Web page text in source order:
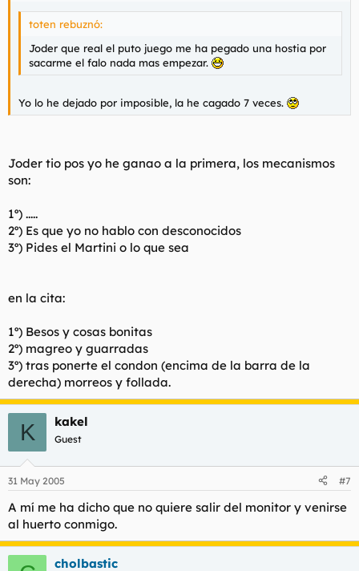
toten rebuznó:
Joder que real el puto juego me ha pegado una hostia por
sacarme el falo nada mas empezar.
Yo lo he dejado por imposible, la he cagado 7 veces.
Joder tio pos yo he ganao a la primera, los mecanismos
son:
1º) .....
2º) Es que yo no hablo con desconocidos
3º) Pides el Martini o lo que sea
en la cita:
1º) Besos y cosas bonitas
2º) magreo y guarradas
3º) tras ponerte el condon (encima de la barra de la
derecha) morreos y follada.
K kakel
Guest
31 May 2005 #7
A mí me ha dicho que no quiere salir del monitor y venirse
al huerto conmigo.
cholbastic